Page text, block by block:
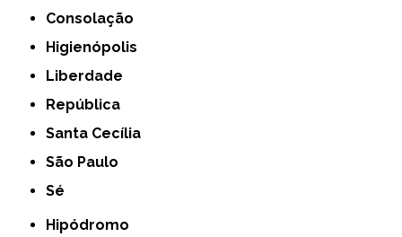
Consolação
Higienópolis
Liberdade
República
Santa Cecília
São Paulo
Sé
Hipódromo